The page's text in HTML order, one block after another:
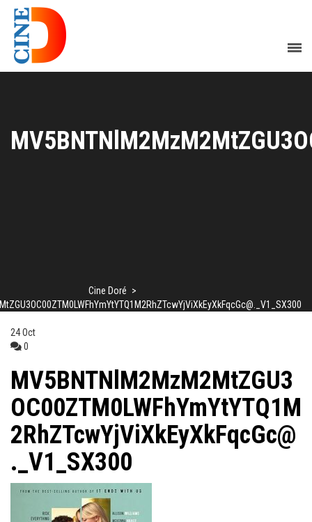
Cine Doré >
24Oct
0
MV5BNTNlM2MzM2MtZGU3
OC00ZTM0LWFhYmYtYTQ1M
2RhZTcwYjViXkEyXkFqcGc@
._V1_SX300